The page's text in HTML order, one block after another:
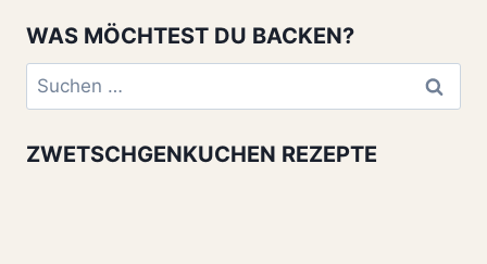
WAS MÖCHTEST DU BACKEN?
Suchen
nach:
ZWETSCHGENKUCHEN REZEPTE